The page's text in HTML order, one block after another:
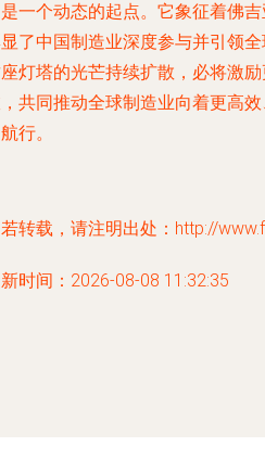
一个动态的起点。它象征着佛
了中国制造业深度参与并引领
灯塔的光芒持续扩散，必将激
共同推动全球制造业向着更高
行。
转载，请注明出处：http://
时间：2026-08-08 11:32:35